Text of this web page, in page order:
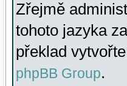
Zřejmě
tohoto jazyka
překlad
phpBB Group.